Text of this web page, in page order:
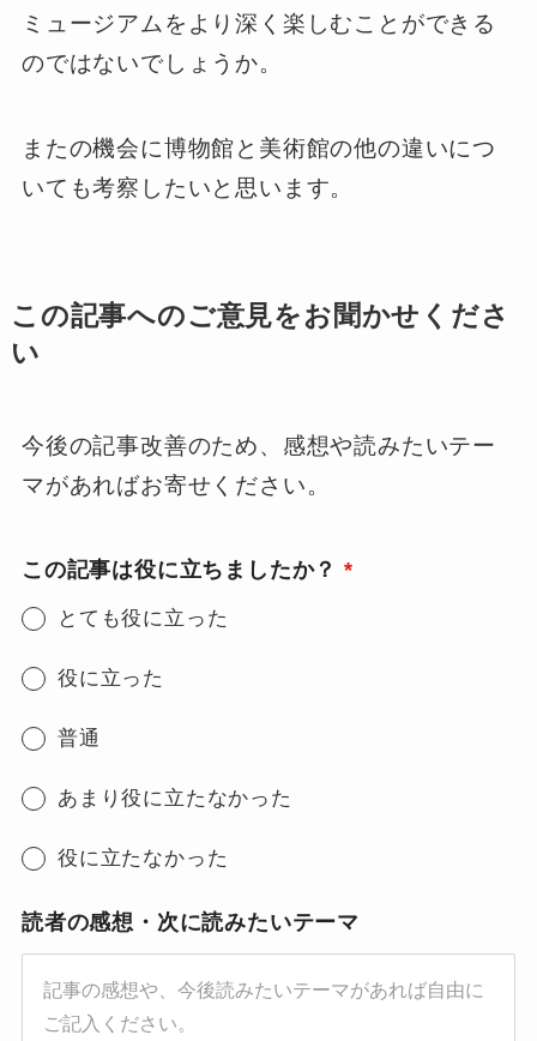
ミュージアムをより深く楽しむことができる
のではないでしょうか。
またの機会に博物館と美術館の他の違いにつ
いても考察したいと思います。
この記事へのご意見をお聞かせくださ
い
今後の記事改善のため、感想や読みたいテー
マがあればお寄せください。
この記事は役に立ちましたか？*
とても役に立った
役に立った
普通
あまり役に立たなかった
役に立たなかった
読者の感想・次に読みたいテーマ